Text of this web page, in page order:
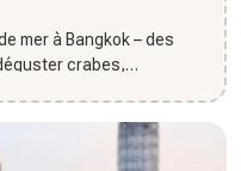
mer à Bangkok – des
crabes,